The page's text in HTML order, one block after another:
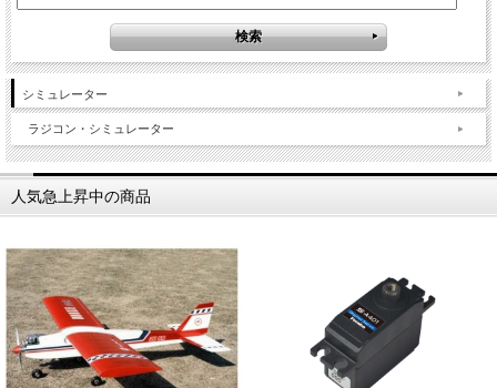
シミュレーター
ラジコン・シミュレーター
人気急上昇中の商品